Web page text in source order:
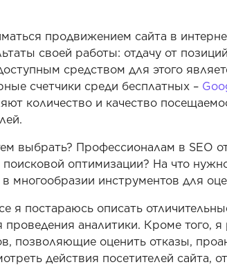
продвижением сайта в
своей работы: отдачу от
средством для этого
счетчики среди бесплатных –
количество и качество
выбрать? Профессионалам в SEO
оптимизации? На что
многообразии инструментов для
я постараюсь описать
аналитики. Кроме того,
позволяющие оценить отказы,
действия посетителей сайта,